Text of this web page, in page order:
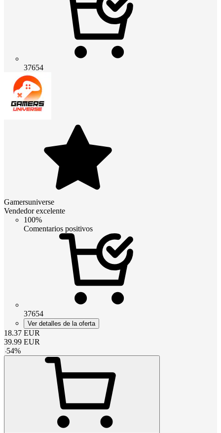
37654
Gamersuniverse
Vendedor excelente
100%
Comentarios positivos
37654
Ver detalles de la oferta
18.37 EUR
39.99 EUR
-54%